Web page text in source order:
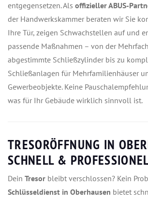
entgegensetzen. Als offizieller ABUS-
der Handwerkskammer beraten wir Sie
Ihre Tür, zeigen Schwachstellen auf und
passende Maßnahmen – von der
abgestimmte Schließzylinder bis zu
Schließanlagen für Mehrfamilienhäuser
Gewerbeobjekte. Keine
was für Ihr Gebäude wirklich sinnvoll ist.
TRESORÖFFNUNG IN
SCHNELL &
Dein Tresor bleibt verschlossen? Kein
Schlüsseldienst in Oberhausen bietet